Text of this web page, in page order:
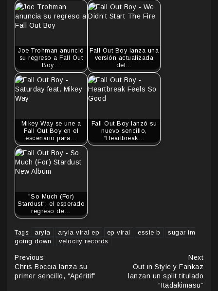
Joe Trohman anunció
su regreso a Fall Out
Boy…
Fall Out Boy lanza una
versión actualizada
del…
Mikey Way se une a
Fall Out Boy en el
escenario para…
Fall Out Boy lanzó su
nuevo sencillo,
“Heartbreak…
"So Much (For)
Stardust": el esperado
regreso de…
Tags: aryia aryia viral ep ep viral essie b
sugar im
going down
velocity records
Continue
Reading
Previous
Chris Boccia lanza su
primer sencillo, “Apéritif”
Next
Out in Style y Fankaz
lanzan un split titulado
“Itadakimasu”